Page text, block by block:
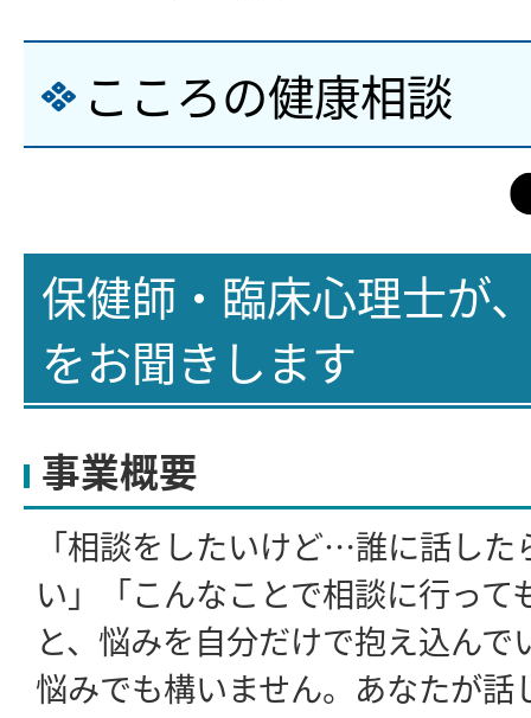
こころの健康相談
保健師・臨床心理士が
をお聞きします
事業概要
「相談をしたいけど…誰に話し
い」「こんなことで相談に行っ
と、悩みを自分だけで抱え込んで
悩みでも構いません。あなたが話